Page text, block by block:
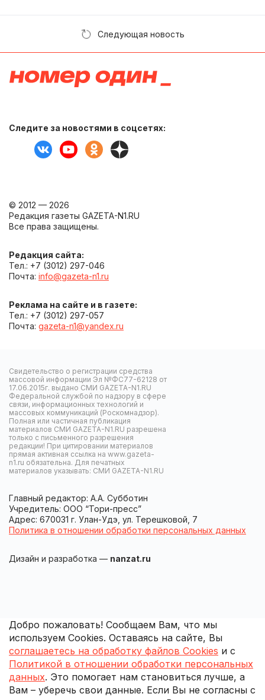
Следующая новость
Следите за новостями в соцсетях:
© 2012 — 2026
Редакция газеты GAZETA-N1.RU
Все права защищены.
Редакция сайта:
Тел.: +7 (3012) 297-046
Почта: info@gazeta-n1.ru
Реклама на сайте и в газете:
Тел.: +7 (3012) 297-057
Почта: gazeta-n1@yandex.ru
Свидетельство о регистрации средства
массовой информации Эл №ФС77-62128 от
17.06.2015г. выдано СМИ GAZETA-N1.RU
Федеральной службой по надзору в сфере
связи, информационных технологий и
массовых коммуникаций (Роскомнадзор).
Полная или частичная публикация
материалов СМИ GAZETA-N1.RU разрешена
только с письменного разрешения
редакции! При цитировании материалов
прямая активная ссылка на www.gazeta-
n1.ru обязательна. Для печатных
материалов указывать: СМИ GAZETA-N1.RU
Главный редактор: А.А. Субботин
Учредитель: ООО “Тори-пресс”
Адрес: 670031 г. Улан-Удэ, ул. Терешковой, 7
Политика в отношении обработки персональных данных
Дизайн и разработка — nanzat.ru
Добро пожаловать! Сообщаем Вам, что мы
используем Cookies. Оставаясь на сайте, Вы
соглашаетесь на обработку файлов Cookies и с
Политикой в отношении обработки персональных
данных. Это помогает нам становиться лучше, а
Вам – уберечь свои данные. Если Вы не согласны с